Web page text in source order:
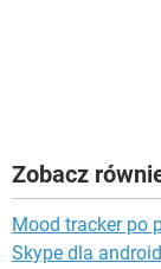
Zobacz
Mood tracker po
Skype dla